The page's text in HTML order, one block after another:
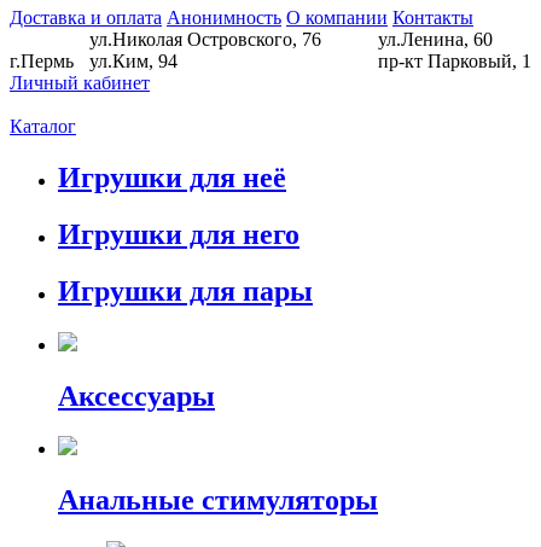
Доставка и оплата Анонимность О компании Контакты
г.Пермь
ул.Николая Островского, 76
ул.Ким, 94
ул.Ленина, 60
пр-кт Парковый, 1
Личный кабинет
Каталог
Игрушки для неё
Игрушки для него
Игрушки для пары
Аксессуары
Анальные стимуляторы